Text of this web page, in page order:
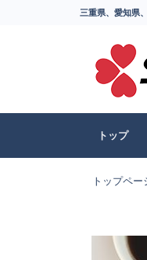
三重県、愛知県
トップ
トップペー